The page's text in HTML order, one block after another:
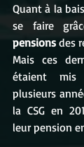
Quant à la
se faire
pensions des
Mais ces
étaient mis
plusieurs
la CSG en
leur pension